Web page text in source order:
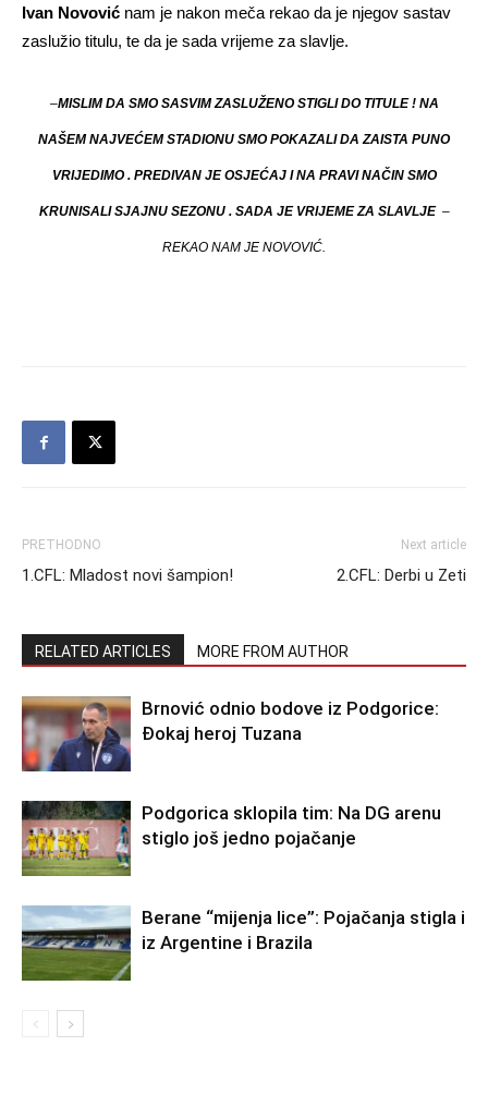
Ivan Novović nam je nakon meča rekao da je njegov sastav
zaslužio titulu, te da je sada vrijeme za slavlje.
–MISLIM DA SMO SASVIM ZASLUŽENO STIGLI DO TITULE ! NA
NAŠEM NAJVEĆEM STADIONU SMO POKAZALI DA ZAISTA PUNO
VRIJEDIMO . PREDIVAN JE OSJEĆAJ I NA PRAVI NAČIN SMO
KRUNISALI SJAJNU SEZONU . SADA JE VRIJEME ZA SLAVLJE–
REKAO NAM JE NOVOVIĆ.
PRETHODNO
1.CFL: Mladost novi šampion!
Next article
2.CFL: Derbi u Zeti
RELATED ARTICLES MORE FROM AUTHOR
Brnović odnio bodove iz Podgorice:
Đokaj heroj Tuzana
Podgorica sklopila tim: Na DG arenu
stiglo još jedno pojačanje
Berane “mijenja lice”: Pojačanja stigla i
iz Argentine i Brazila